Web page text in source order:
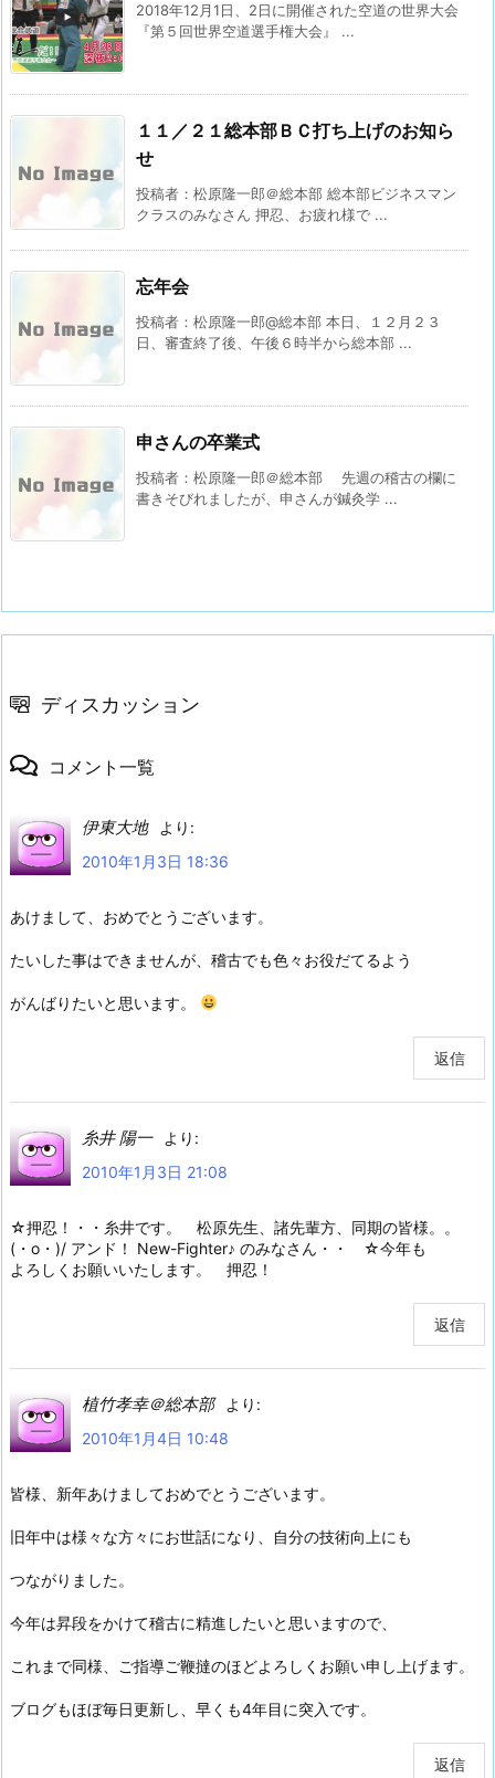
2018年12月1日、2日に開催された空道の世界大会
『第５回世界空道選手権大会』 ...
１１／２１総本部ＢＣ打ち上げのお知ら
せ
投稿者：松原隆一郎＠総本部 総本部ビジネスマン
クラスのみなさん 押忍、お疲れ様で ...
忘年会
投稿者：松原隆一郎@総本部 本日、１２月２３
日、審査終了後、午後６時半から総本部 ...
申さんの卒業式
投稿者：松原隆一郎＠総本部 先週の稽古の欄に
書きそびれましたが、申さんが鍼灸学 ...
ディスカッション
コメント一覧
伊東大地
より:
2010年1月3日 18:36
あけまして、おめでとうございます。
たいした事はできませんが、稽古でも色々お役だてるよう
がんばりたいと思います。
返信
糸井 陽一
より:
2010年1月3日 21:08
☆押忍！・・糸井です。 松原先生、諸先輩方、同期の皆様。。
(・o・)/ アンド！ New-Fighter♪ のみなさん・・ ☆今年も
よろしくお願いいたします。 押忍！
返信
植竹孝幸＠総本部
より:
2010年1月4日 10:48
皆様、新年あけましておめでとうございます。
旧年中は様々な方々にお世話になり、自分の技術向上にも
つながりました。
今年は昇段をかけて稽古に精進したいと思いますので、
これまで同様、ご指導ご鞭撻のほどよろしくお願い申し上げます。
ブログもほぼ毎日更新し、早くも4年目に突入です。
返信